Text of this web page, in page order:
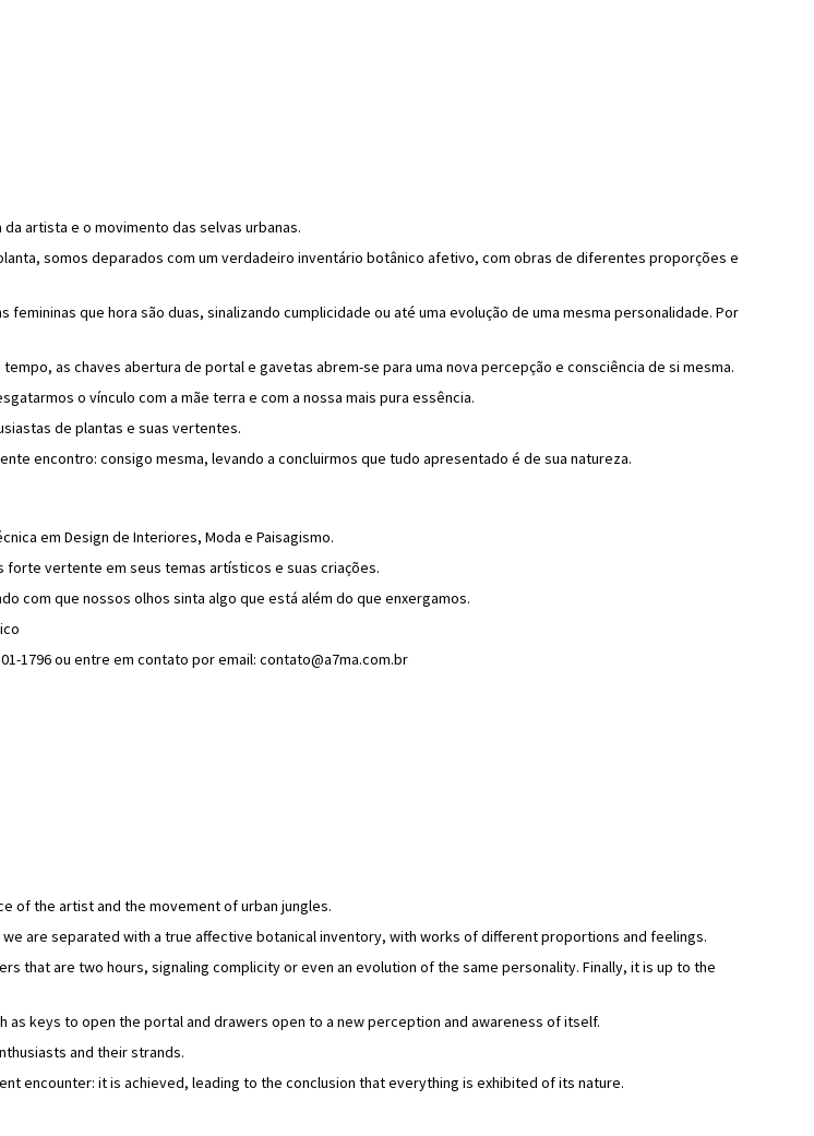
artista e o movimento das selvas urbanas.
somos deparados com um verdadeiro inventário botânico afetivo, com obras de diferentes proporções e
que hora são duas, sinalizando cumplicidade ou até uma evolução de uma mesma personalidade. Por
as chaves abertura de portal e gavetas abrem-se para uma nova percepção e consciência de si mesma.
o vínculo com a mãe terra e com a nossa mais pura essência.
de plantas e suas vertentes.
encontro: consigo mesma, levando a concluirmos que tudo apresentado é de sua natureza.
em Design de Interiores, Moda e Paisagismo.
forte vertente em seus temas artísticos e suas criações.
com que nossos olhos sinta algo que está além do que enxergamos.
1796 ou entre em contato por email: contato@a7ma.com.br
of the artist and the movement of urban jungles.
are separated with a true affective botanical inventory, with works of different proportions and feelings.
that are two hours, signaling complicity or even an evolution of the same personality. Finally, it is up to the
keys to open the portal and drawers open to a new perception and awareness of itself.
and their strands.
encounter: it is achieved, leading to the conclusion that everything is exhibited of its nature.